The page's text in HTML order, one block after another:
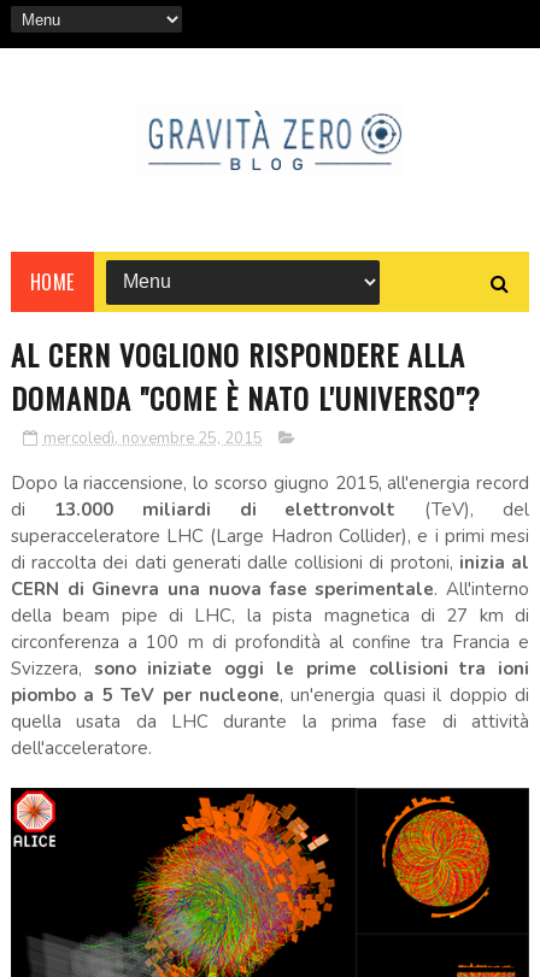
HOME
AL CERN VOGLIONO RISPONDERE ALLA
DOMANDA "COME È NATO L'UNIVERSO"?
mercoledì, novembre 25, 2015
Dopo la riaccensione, lo scorso giugno 2015, all'energia record
di 13.000 miliardi di elettronvolt (TeV), del
superacceleratore LHC (Large Hadron Collider), e i primi mesi
di raccolta dei dati generati dalle collisioni di protoni, inizia al
CERN di Ginevra una nuova fase sperimentale. All'interno
della beam pipe di LHC, la pista magnetica di 27 km di
circonferenza a 100 m di profondità al confine tra Francia e
Svizzera, sono iniziate oggi le prime collisioni tra ioni
piombo a 5 TeV per nucleone, un'energia quasi il doppio di
quella usata da LHC durante la prima fase di attività
dell'acceleratore.